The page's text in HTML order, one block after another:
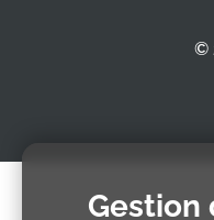
Gestion
©